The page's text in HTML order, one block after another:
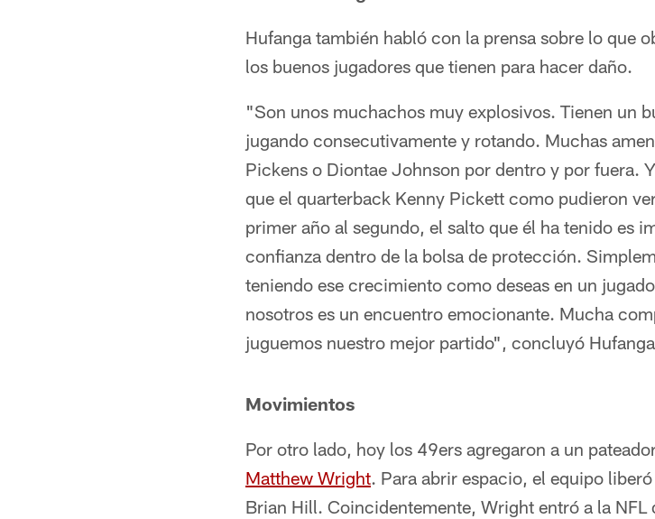
Hufanga también habló con la prensa sobre lo que
los buenos jugadores que tienen para hacer daño.
"Son unos muchachos muy explosivos. Tienen un
jugando consecutivamente y rotando. Muchas
Pickens o Diontae Johnson por dentro y por fuera.
que el quarterback Kenny Pickett como pudieron
primer año al segundo, el salto que él ha tenido es
confianza dentro de la bolsa de protección.
teniendo ese crecimiento como deseas en un
nosotros es un encuentro emocionante. Mucha
juguemos nuestro mejor partido", concluyó
Movimientos
Por otro lado, hoy los 49ers agregaron a un
Matthew Wright. Para abrir espacio, el equipo
Brian Hill. Coincidentemente, Wright entró a la NFL